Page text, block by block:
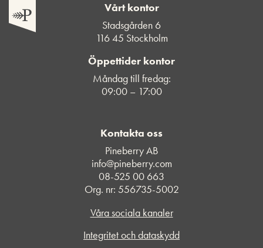
Vårt kontor
Stadsgården 6
116 45 Stockholm
Öppettider kontor
Måndag till fredag:
09:00 – 17:00
Kontakta oss
Pineberry AB
info@pineberry.com
08-525 00 663
Org. nr: 556735-5002
Våra sociala kanaler
Integritet och dataskydd